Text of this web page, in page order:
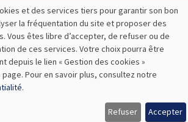
A unified look into the Black Box